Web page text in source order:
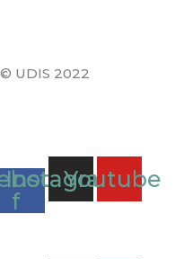
© UDIS 2022
f
Instagram
Youtube